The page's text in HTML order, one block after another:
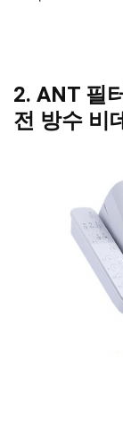
2. ANT 필
전 방수 비